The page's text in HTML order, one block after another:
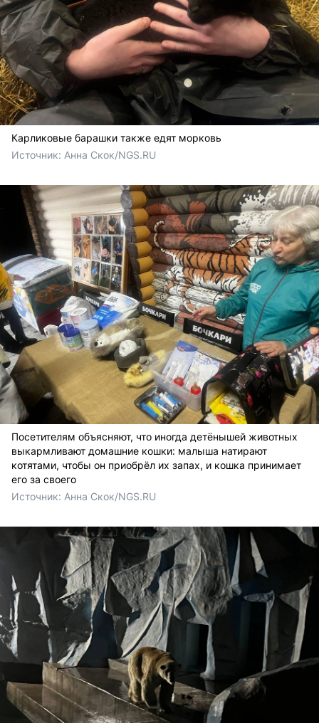
Карликовые барашки также едят морковь
Источник: Анна Скок/NGS.RU
Посетителям объясняют, что иногда детёнышей животных
выкармливают домашние кошки: малыша натирают
котятами, чтобы он приобрёл их запах, и кошка принимает
его за своего
Источник: Анна Скок/NGS.RU